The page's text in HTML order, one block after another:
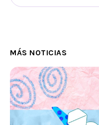
MÁS NOTICIAS